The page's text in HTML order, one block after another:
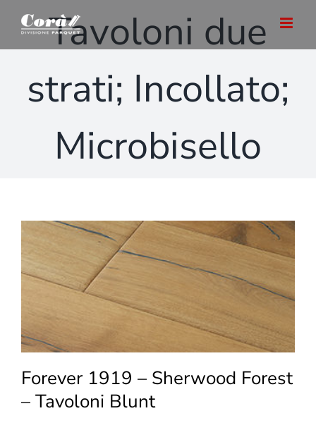
contenutoTavoloni due
strati; Incollato;
Microbisello
Forever 1919 – Sherwood Forest
– Tavoloni Blunt